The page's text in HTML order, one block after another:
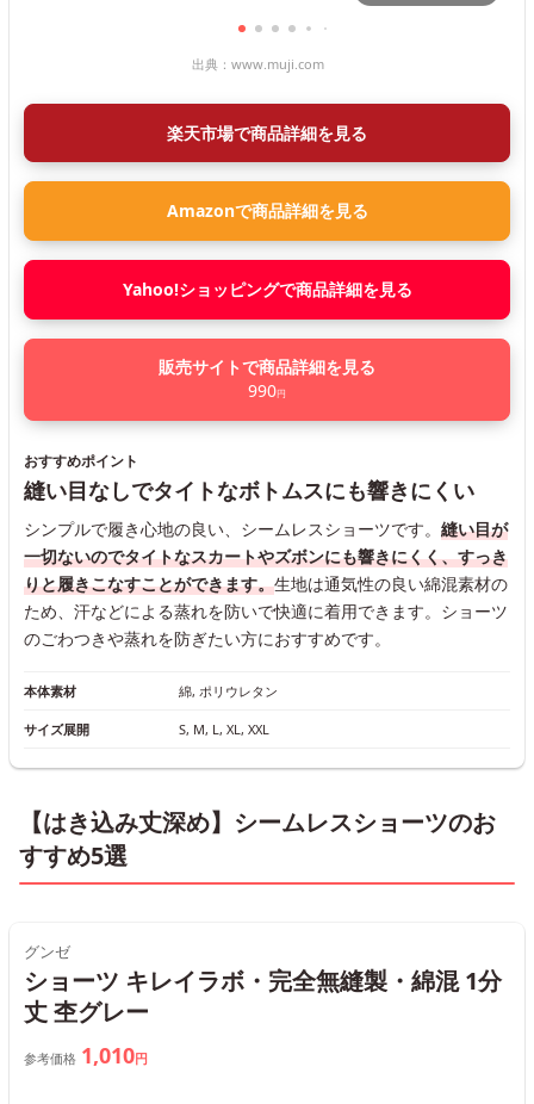
出典： www.muji.com
楽天市場で商品詳細を見る
Amazonで商品詳細を見る
Yahoo!ショッピングで商品詳細を見る
販売サイトで商品詳細を見る
990円
おすすめポイント
縫い目なしでタイトなボトムスにも響きにくい
シンプルで履き心地の良い、シームレスショーツです。 縫い目が
一切ないのでタイトなスカートやズボンにも響きにくく、すっき
りと履きこなすことができます。生地は通気性の良い綿混素材の
ため、汗などによる蒸れを防いで快適に着用できます。ショーツ
のごわつきや蒸れを防ぎたい方におすすめです。
本体素材 綿, ポリウレタン
サイズ展開 S, M, L, XL, XXL
【はき込み丈深め】シームレスショーツのお
すすめ5選
グンゼ
ショーツ キレイラボ・完全無縫製・綿混 1分
丈 杢グレー
参考価格 1,010円